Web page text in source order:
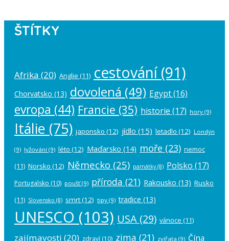
ŠTÍTKY
Afrika (20) Anglie (11) cestování(91)
Chorvatsko (13) dovolená (49) Egypt(16)
evropa (44) Francie (35) historie (17) hory (9)
Itálie (75) japonsko (12) jídlo (15) letadlo (12) Londýn
(9) lyžování (9) léto (12) Maďarsko (14) moře (23) nemoc
(11) Norsko (12) Německo (25) památky(8) Polsko (17)
Portugalsko (10) poušť(9) příroda (21) Rakousko (13) Rusko
(11) Slovensko (8) smrt(12) tipy (9) tradice (13)
UNESCO (103) USA (29) vánoce (11)
zajímavosti (20) zdraví (10) zima (21) zvířata (9) Čína